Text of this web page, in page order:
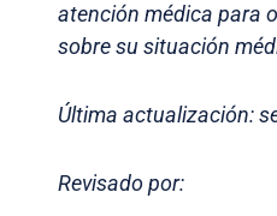
atención médica para
sobre su situación
Última actualización:
Revisado por: